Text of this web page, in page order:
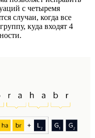
с четыремя
случаи, когда все
куда входят 4